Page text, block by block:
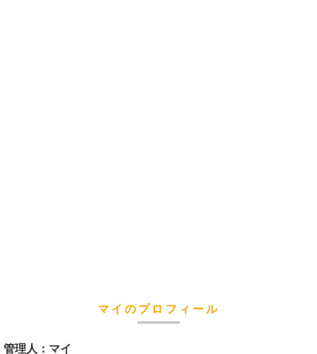
マイのプロフィール
管理人：マイ